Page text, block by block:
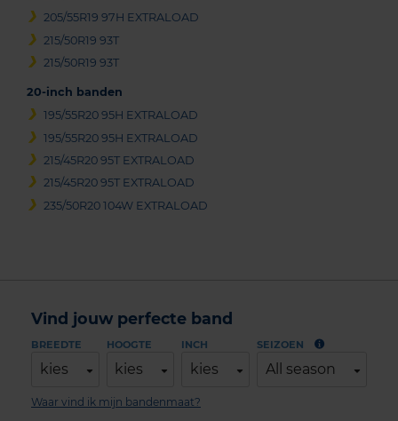
205/55R19 97H EXTRALOAD
215/50R19 93T
215/50R19 93T
20-inch banden
195/55R20 95H EXTRALOAD
195/55R20 95H EXTRALOAD
215/45R20 95T EXTRALOAD
215/45R20 95T EXTRALOAD
235/50R20 104W EXTRALOAD
Vind jouw perfecte band
BREEDTE
kies
HOOGTE
kies
INCH
kies
SEIZOEN
All season
Waar vind ik mijn bandenmaat?